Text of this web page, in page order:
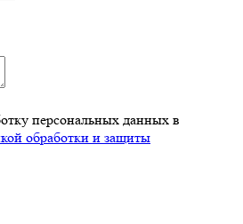
персональных данных в
обработки и защиты